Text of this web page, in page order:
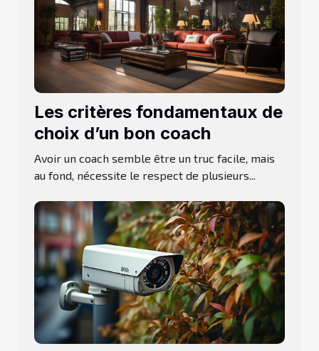
Les critères fondamentaux de
choix d’un bon coach
Avoir un coach semble être un truc facile, mais
au fond, nécessite le respect de plusieurs...